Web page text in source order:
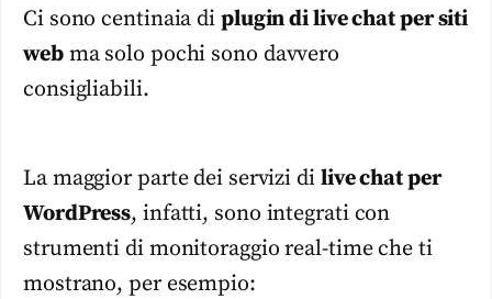
Ci sono centinaia di plugin di live chat per siti
webma solo pochi sono davvero
consigliabili.
La maggior parte dei servizi di live chat per
WordPress, infatti, sono integrati con
strumenti di monitoraggio real-time che ti
mostrano, per esempio: